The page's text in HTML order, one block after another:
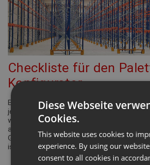
Checkliste für den
Konfigurator
Bei der Planung Ihrer Regalanlage für
jede Menge Punkte zu überprüfen und
werden durch die Arbeitsstättenverordnung
auch Ergonomie und Effizienz spielen eine
Gleiches gilt für die Funktionsdefinition des
ist der Warenumschlag? Wie groß ist die
Diese Webseite
Cookies.
This website uses cookies to
experience. By using our
consent to all cookies in